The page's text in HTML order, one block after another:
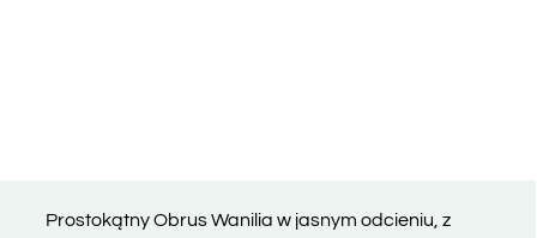
Prostokątny Obrus Wanilia w jasnym odcieniu, z